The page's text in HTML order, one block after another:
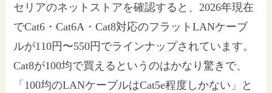
セリアのネットストアを確認すると、2026年現在
でCat6・Cat6A・Cat8対応のフラットLANケーブ
ルが110円〜550円でラインナップされています。
Cat8が100均で買えるというのはかなり驚きで、
「100均のLANケーブルはCat5e程度しかない」と